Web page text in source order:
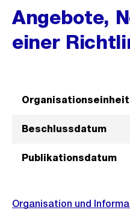
Angebote,
einer
Organisationseinheit
Beschlussdatum
Publikationsdatum
Organisation und